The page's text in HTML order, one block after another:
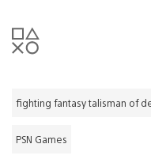
fighting fantasy talisman of
PSN Games